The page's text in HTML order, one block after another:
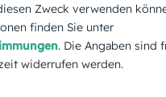
€ Inkl. MwSt. zzgl. Versand
Zweck verwenden
finden Sie unter
. Die Angaben sind
widerrufen werden.